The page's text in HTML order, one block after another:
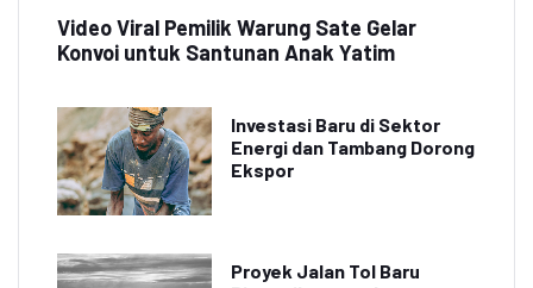
Video Viral Pemilik Warung Sate Gelar
Konvoi untuk Santunan Anak Yatim
Investasi Baru di Sektor
Energi dan Tambang Dorong
Ekspor
Proyek Jalan Tol Baru